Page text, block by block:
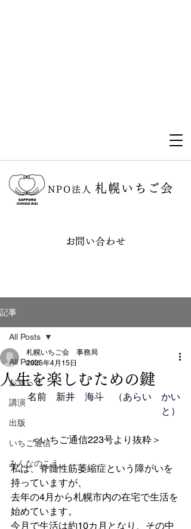
NPO法人 札幌いちご会
お問い合わせ
記事
All Posts
お知らせ
講演
出版
いちご通信
みんなのこえ
All Posts
人生を楽しむための鍵
札幌いちご会 事務局
2025年4月15日
名前 新井　海斗　（あらい　かい
と）
＜いちご通信223号より抜粋＞
私は、脊髄性筋萎縮症という障がいを
持っていますが、
去年の4月から札幌市内の在宅で生活を
始めています。
今月で生活は約10カ月となり、その中